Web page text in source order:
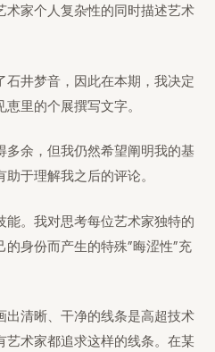
术家个人复杂性的同时描述艺术
井梦音，因此在本期，我决定
里的个展撰写文字。
余，但我仍然希望阐明我的基
于理解我之后的评论。
。我对思考每位艺术家独特的
身份而产生的特殊”晦涩性”充
出清晰、干净的线条是高超技术
艺术家都追求这样的线条。在某